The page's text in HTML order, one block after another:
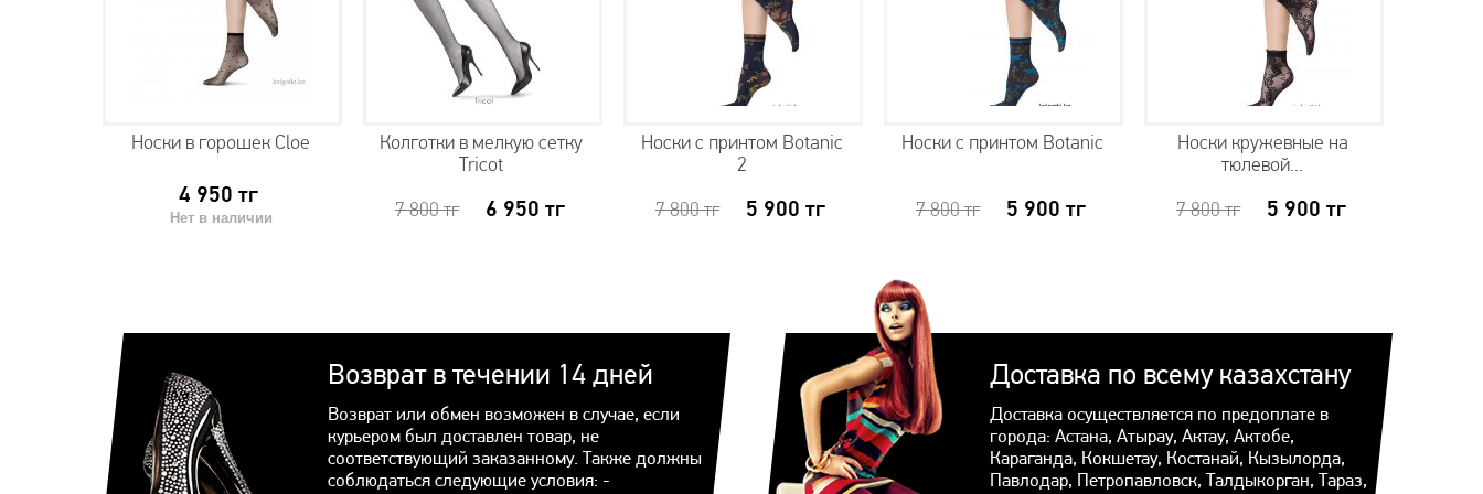
Носки в горошек Cloe
4 950 тг
Нет в наличии
Колготки в мелкую сетку
Tricot
7 800тг 6 950 тг
Носки с принтом Botanic
2
7 800тг 5 900 тг
Носки с принтом Botanic
7 800тг 5 900 тг
Носки кружевные на
тюлевой...
7 800тг 5 900 тг
Возврат в течении 14 дней
Возврат или обмен возможен в случае, если
курьером был доставлен товар, не
соответствующий заказанному. Также должны
соблюдаться следующие условия: -
Доставка по всему казахстану
Доставка осуществляется по предоплате в
города: Астана, Атырау, Актау, Актобе,
Караганда, Кокшетау, Костанай, Кызылорда,
Павлодар, Петропавловск, Талдыкорган, Тараз,